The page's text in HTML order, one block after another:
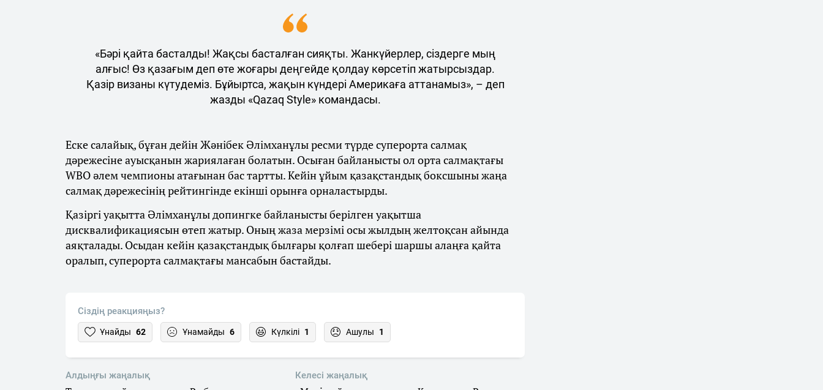
«Бәрі қайта басталды! Жақсы басталған сияқты. Жанкүйерлер, сіздерге мың
алғыс! Өз қазағым деп өте жоғары деңгейде қолдау көрсетіп жатырсыздар.
Қазір визаны күтудеміз. Бұйыртса, жақын күндері Америкаға аттанамыз», – деп
жазды «Qazaq Style» командасы.
Еске салайық, бұған дейін Жәнібек Әлімханұлы ресми түрде суперорта салмақ
дәрежесіне ауысқанын жариялаған болатын. Осыған байланысты ол орта салмақтағы
WBO әлем чемпионы атағынан бас тартты. Кейін ұйым қазақстандық боксшыны жаңа
салмақ дәрежесінің рейтингінде екінші орынға орналастырды.
Қазіргі уақытта Әлімханұлы допингке байланысты берілген уақытша
дисквалификациясын өтеп жатыр. Оның жаза мерзімі осы жылдың желтоқсан айында
аяқталады. Осыдан кейін қазақстандық былғары қолғап шебері шаршы алаңға қайта
оралып, суперорта салмақтағы мансабын бастайды.
Сіздің реакцияңыз?
Ұнайды 62 Ұнамайды 6 Күлкілі 1 Ашулы 1
Алдыңғы жаңалық Келесі жаңалық